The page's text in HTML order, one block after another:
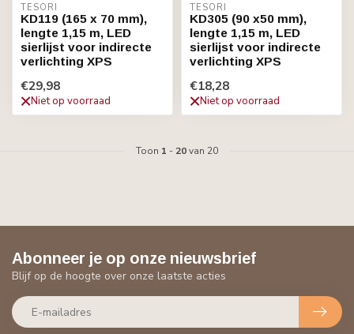
TESORI
KD119 (165 x 70 mm),
lengte 1,15 m, LED
sierlijst voor indirecte
verlichting XPS
€29,98
Niet op voorraad
TESORI
KD305 (90 x50 mm),
lengte 1,15 m, LED
sierlijst voor indirecte
verlichting XPS
€18,28
Niet op voorraad
Toon 1 - 20van 20
Abonneer je op onze nieuwsbrief
Blijf op de hoogte over onze laatste acties